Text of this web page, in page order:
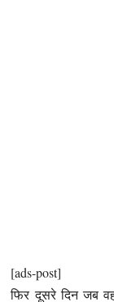
[ads-post]
फिर दूसरे दिन जब